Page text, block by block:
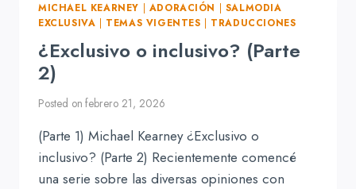
MICHAEL KEARNEY | ADORACIÓN | SALMODIA
EXCLUSIVA | TEMAS VIGENTES | TRADUCCIONES
¿Exclusivo o inclusivo? (Parte
2)
Posted on febrero 21, 2026
(Parte 1) Michael Kearney ¿Exclusivo o
inclusivo? (Parte 2) Recientemente comencé
una serie sobre las diversas opiniones con